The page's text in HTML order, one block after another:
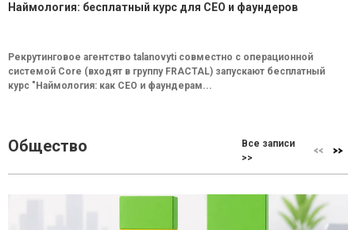
Наймология: бесплатный курс для CEO и фаундеров
Рекрутинговое агентство talanovyti совместно с операционной
системой Core (входят в группу FRACTAL) запускают бесплатный
курс "Наймология: как СEO и фаундерам...
Общество
Все записи
>>